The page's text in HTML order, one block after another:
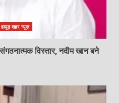
शहर न्यूज़
विस्तार, नदीम खान बने